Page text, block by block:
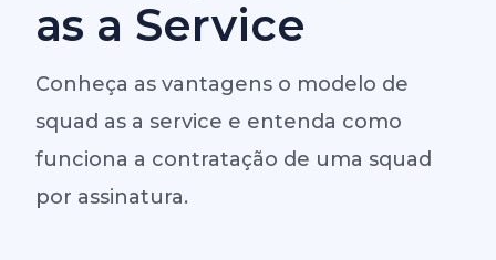
as a Service
Conheça as vantagens o modelo de
squad as a service e entenda como
funciona a contratação de uma squad
por assinatura.